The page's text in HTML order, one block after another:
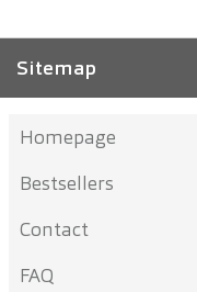
Sitemap
Homepage
Bestsellers
Contact
FAQ